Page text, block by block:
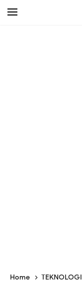
Home TEKNOLOGI